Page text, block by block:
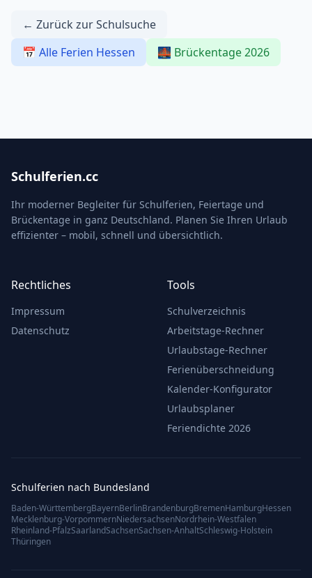
← Zurück zur Schulsuche
📅 Alle Ferien Hessen
🌉 Brückentage 2026
Schulferien.cc
Ihr moderner Begleiter für Schulferien, Feiertage und
Brückentage in ganz Deutschland. Planen Sie Ihren Urlaub
effizienter – mobil, schnell und übersichtlich.
Rechtliches
Impressum
Datenschutz
Tools
Schulverzeichnis
Arbeitstage-Rechner
Urlaubstage-Rechner
Ferienüberschneidung
Kalender-Konfigurator
Urlaubsplaner
Feriendichte 2026
Schulferien nach Bundesland
Baden-WürttembergBayernBerlinBrandenburgBremenHamburgHessen
Mecklenburg-VorpommernNiedersachsenNordrhein-Westfalen
Rheinland-PfalzSaarlandSachsenSachsen-AnhaltSchleswig-Holstein
Thüringen